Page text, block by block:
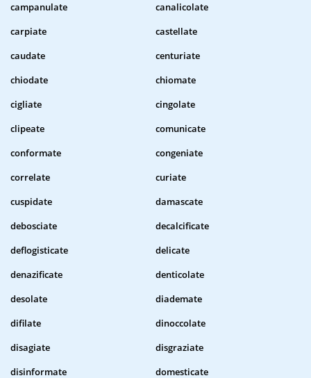
campanulate
canalicolate
carpiate
castellate
caudate
centuriate
chiodate
chiomate
cigliate
cingolate
clipeate
comunicate
conformate
congeniate
correlate
curiate
cuspidate
damascate
debosciate
decalcificate
deflogisticate
delicate
denazificate
denticolate
desolate
diademate
difilate
dinoccolate
disagiate
disgraziate
disinformate
domesticate